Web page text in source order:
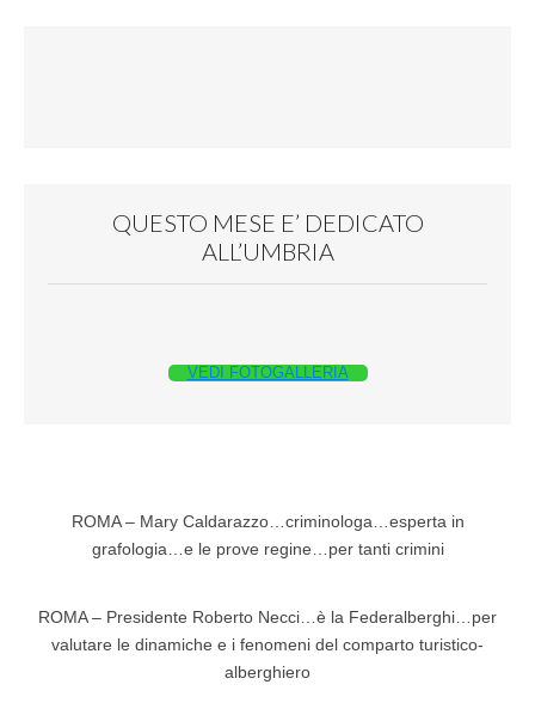
QUESTO MESE E’ DEDICATO
ALL’UMBRIA
VEDI FOTOGALLERIA
ROMA – Mary Caldarazzo…criminologa…esperta in
grafologia…e le prove regine…per tanti crimini
ROMA – Presidente Roberto Necci…è la Federalberghi…per
valutare le dinamiche e i fenomeni del comparto turistico-
alberghiero